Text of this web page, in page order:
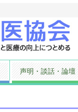
声明・談話・論壇